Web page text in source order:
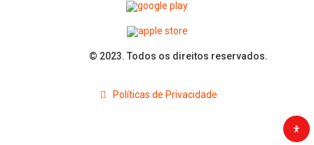
© 2023. Todos os direitos reservados.
Políticas de Privacidade